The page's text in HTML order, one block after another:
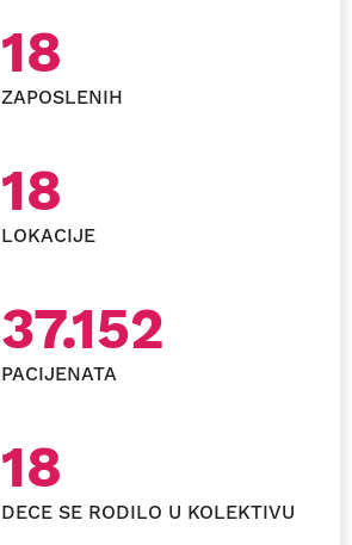
29
ZAPOSLENIH
24
LOKACIJE
59.856
PACIJENATA
27+
DECE SE RODILO U KOLEKTIVU